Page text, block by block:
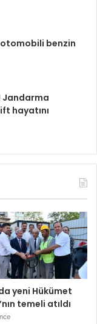
otomobili benzin
Jandarma
hayatını
yeni Hükümet
temeli atıldı